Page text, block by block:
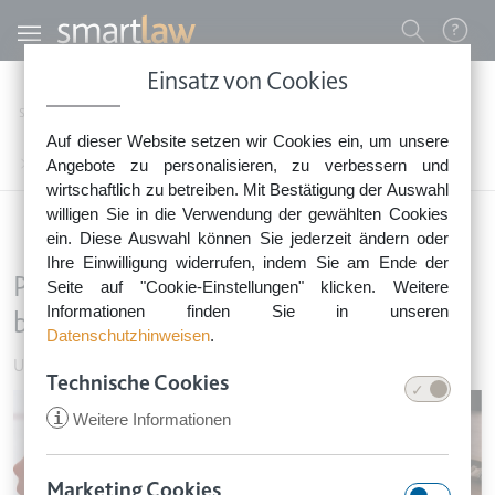
Einsatz von Cookies
Auf dieser Website setzen wir Cookies ein, um unsere
Angebote zu personalisieren, zu verbessern und
wirtschaftlich zu betreiben. Mit Bestätigung der Auswahl
willigen Sie in die Verwendung der gewählten Cookies
ein. Diese Auswahl können Sie jederzeit ändern oder
Ihre Einwilligung widerrufen, indem Sie am Ende der
Seite auf "Cookie-Einstellungen" klicken. Weitere
Informationen finden Sie in unseren
Datenschutzhinweisen.
Technische Cookies
i Weitere Informationen
Direkt zum Inhalt
0800 - 268 4 268 (kostenfrei)
Sie erreichen unser Service-Team:
Montag bis Freitag: 8-18 Uhr
Keine Rechtsberatung.
Benutzermenü
Startseite
Unternehmen führen Prokura erteilen: Was Unternehmer beachten sollten
Prokura erteilen: Was Unternehmer
beachten sollten
Unternehmen führen
Image